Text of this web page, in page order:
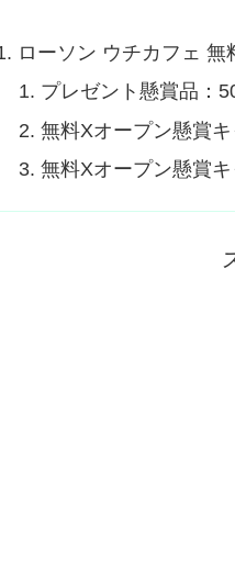
ローソン ウチカフェ
プレゼント懸賞品：
無料Xオープン懸賞
無料Xオープン懸賞